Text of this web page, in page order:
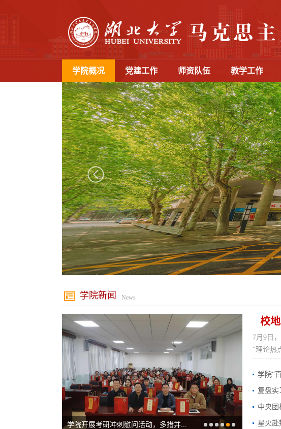
学院概况 党建工作 师资队伍 教学工作
学院新闻 News
学院开展考研冲刺慰问活动，多措并...
校
7月9日
“理论热
学院“
复盘
中央团
星火